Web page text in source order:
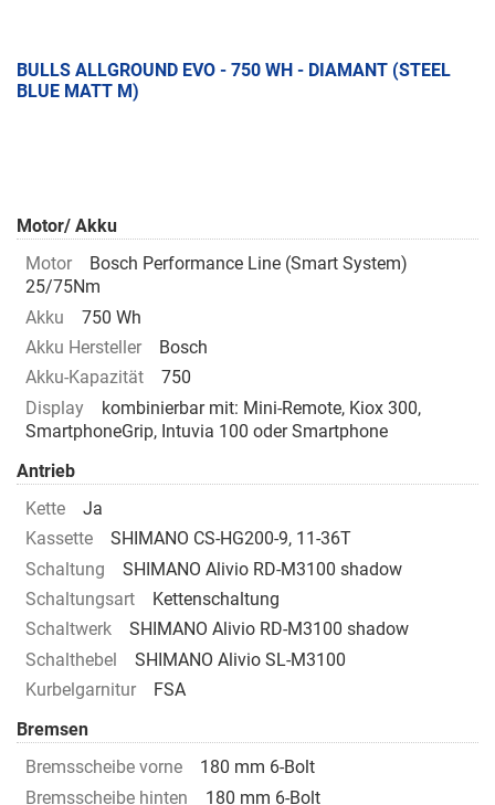
BULLS ALLGROUND EVO - 750 WH - DIAMANT (STEEL
BLUE MATT M)
Motor/ Akku
Motor
Bosch Performance Line (Smart System)
25/75Nm
Akku
750 Wh
Akku Hersteller
Bosch
Akku-Kapazität
750
Display
kombinierbar mit: Mini-Remote, Kiox 300,
SmartphoneGrip, Intuvia 100 oder Smartphone
Antrieb
Kette
Ja
Kassette
SHIMANO CS-HG200-9, 11-36T
Schaltung
SHIMANO Alivio RD-M3100 shadow
Schaltungsart
Kettenschaltung
Schaltwerk
SHIMANO Alivio RD-M3100 shadow
Schalthebel
SHIMANO Alivio SL-M3100
Kurbelgarnitur
FSA
Bremsen
Bremsscheibe vorne
180 mm 6-Bolt
Bremsscheibe hinten
180 mm 6-Bolt